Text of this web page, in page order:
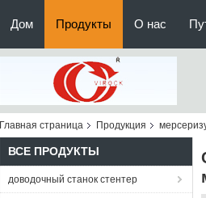
Дом Продукты О нас
Главная страница Продукция
ВСЕ ПРОДУКТЫ
доводочный станок стентер